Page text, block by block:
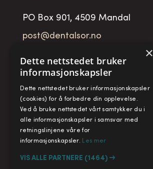
PO Box 901, 4509 Mandal
post@dentalsor.no
Telefon: +47 38 27 88 88
Fax: + 47 38 27 88 89
×
Dette nettstedet bruker
informasjonskapsler
Dette nettstedet bruker informasjonskapsler
(cookies) for å forbedre din opplevelse.
Ved å bruke nettstedet vårt samtykker du i
alle informasjonskapsler i samsvar med
retningslinjene våre for
informasjonskapsler. Les mer
VIS ALLE PARTNERE (1464) →